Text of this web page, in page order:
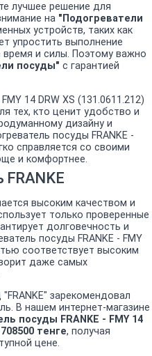
лучшее решение для
на "Подогреватели
устройств, таких как
упростить выполнение
и силы. Поэтому важно
посуды" с гарантией
14 DRW XS (131.0611.212)
тех, кто ценит удобство и
дизайну и
посуды FRANKE -
справляется со своими
и комфортнее.
высоким качеством и
только проверенные
долговечность и
посуды FRANKE - FMY
соответствует высоким
даже самых
зарекомендовал
В нашем интернет-магазине
посуды FRANKE - FMY 14
тенге, получая
цене.